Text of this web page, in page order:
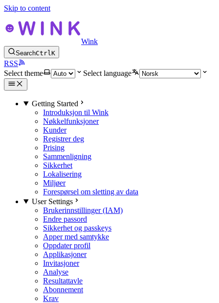
Skip to content
Wink
SearchCtrlK
RSS
Select theme
Select language
Getting Started
Introduksjon til Wink
Nøkkelfunksjoner
Kunder
Registrer deg
Prising
Sammenligning
Sikkerhet
Lokalisering
Miljøer
Forespørsel om sletting av data
User Settings
Brukerinnstillinger (IAM)
Endre passord
Sikkerhet og passkeys
Apper med samtykke
Oppdater profil
Applikasjoner
Invitasjoner
Analyse
Resultattavle
Abonnement
Krav